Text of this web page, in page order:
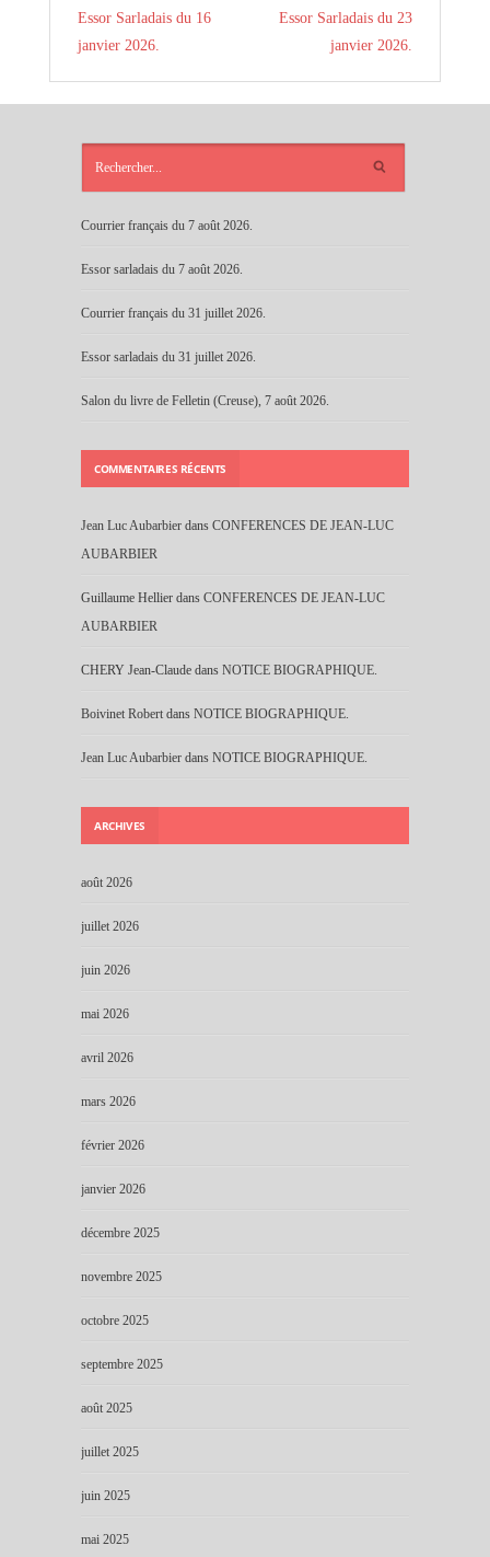
Essor Sarladais du 16
janvier 2026.
Essor Sarladais du 23
janvier 2026.
Courrier français du 7 août 2026.
Essor sarladais du 7 août 2026.
Courrier français du 31 juillet 2026.
Essor sarladais du 31 juillet 2026.
Salon du livre de Felletin (Creuse), 7 août 2026.
COMMENTAIRES RÉCENTS
Jean Luc Aubarbier dans CONFERENCES DE JEAN-LUC
AUBARBIER
Guillaume Hellier dans CONFERENCES DE JEAN-LUC
AUBARBIER
CHERY Jean-Claude dans NOTICE BIOGRAPHIQUE.
Boivinet Robert dans NOTICE BIOGRAPHIQUE.
Jean Luc Aubarbier dans NOTICE BIOGRAPHIQUE.
ARCHIVES
août 2026
juillet 2026
juin 2026
mai 2026
avril 2026
mars 2026
février 2026
janvier 2026
décembre 2025
novembre 2025
octobre 2025
septembre 2025
août 2025
juillet 2025
juin 2025
mai 2025